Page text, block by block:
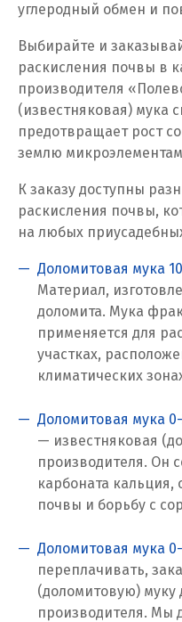
Походилова
Псков
Пушкино
Пятигорск
Раменское
Реутов
Ростов на Дону
Рязань
Салехард
Самара
Саратов
Сатка
углеродный обмен и
Выбирайте и
раскисления почвы в
производителя
(известняковая) мука
предотвращает рост
землю
К заказу доступны
раскисления почвы,
на любых
Доломитовая мука
Материал,
доломита. Мука
применяется для
участках,
климатических
Доломитовая мука
— известняковая
производителя. Он
карбоната кальция,
почвы и борьбу с
Доломитовая мука
переплачивать,
(доломитовую) муку
производителя. Мы